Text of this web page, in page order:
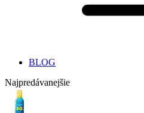
BLOG
Najpredávanejšie